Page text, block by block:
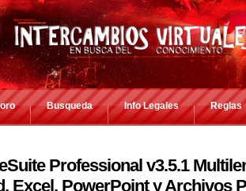
Busqueda Info Legales Reglas
Professional v3.5.1
Excel, PowerPoint y Archivos